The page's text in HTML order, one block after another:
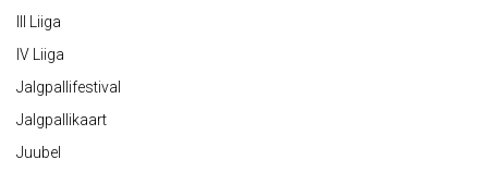
III Liiga
IV Liiga
Jalgpallifestival
Jalgpallikaart
Juubel